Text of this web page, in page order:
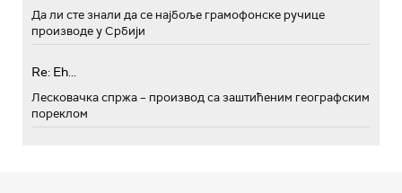
Да ли сте знали да се најбоље грамофонске ручице
производе у Србији
Re: Eh...
Лесковачка спржа – производ са заштићеним географским
пореклом